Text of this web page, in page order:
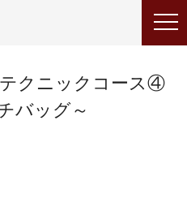
クニックコース④
バッグ～